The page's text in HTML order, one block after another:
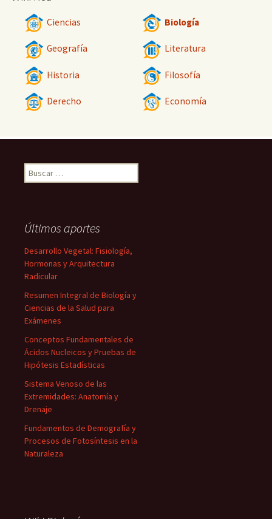
Ciencias Biología
Geografía Literatura
Historia Filosofía
Derecho Economía
Buscar:
Últimos aportes
Desarrollo Vegetal: Fisiología,
Hormonas y Arquitectura
Radicular
Resumen Integral de Biología y
Ciencias de la Salud para
Exámenes
Conceptos Fundamentales de
Ácidos Nucleicos y Pruebas de
Hipótesis Estadísticas
Sistema Venoso de las
Extremidades: Anatomía y
Drenaje
Fundamentos de Demografía y
Procesos de Fotosíntesis en la
Naturaleza